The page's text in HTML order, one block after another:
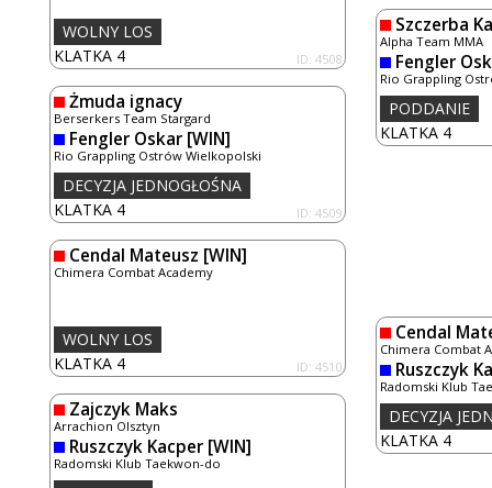
KLATKA 4 ID: 4508
WOLNY LOS
Żmuda ignacy
Berserkers Team Stargard
Fengler Oskar [WIN]
Rio Grappling Ostrów Wielkopolski
KLATKA 4 ID: 4509
DECYZJA JEDNOGŁOŚNA
Cendal Mateusz [WIN]
Chimera Combat Academy
KLATKA 4 ID: 4510
WOLNY LOS
Zajczyk Maks
Arrachion Olsztyn
Ruszczyk Kacper [WIN]
Radomski Klub Taekwon-do
Szczerba
Alpha Team MMA
Fengler
Rio Grappling
KLATKA 4
PODDANIE
Cendal
Chimera Combat
Ruszczyk
Radomski Klub
KLATKA 4
DECYZJA